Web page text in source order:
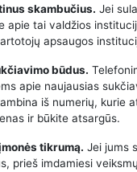
skambučius. Jei
apie tai valdžios
apsaugos
būdus.
apie naujausias
iš numerių, kurie
ir būkite atsargūs.
tikrumą. Jei jums
prieš imdamiesi